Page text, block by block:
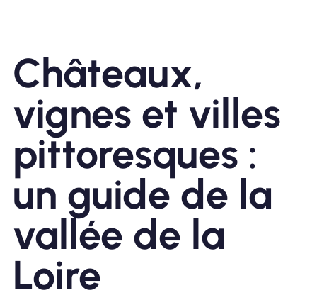
Forfaits
À propos de l'eSIM
Pourquoi Nomad eSIM
Utiliser une eSIM
Châteaux,
vignes et villes
pittoresques :
un guide de la
vallée de la
Loire